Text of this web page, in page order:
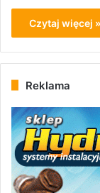
Czytaj więcej »
Reklama